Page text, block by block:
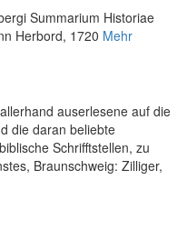
Summarium Historiae
Herbord, 1720 Mehr
auserlesene auf die
die daran beliebte
Schrifftstellen, zu
, Braunschweig: Zilliger,